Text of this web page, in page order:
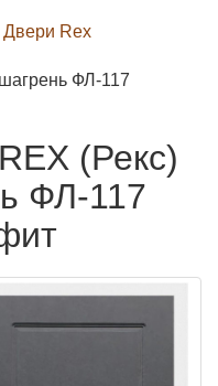
Двери Rex
ФЛ-117
(Рекс)
ФЛ-117